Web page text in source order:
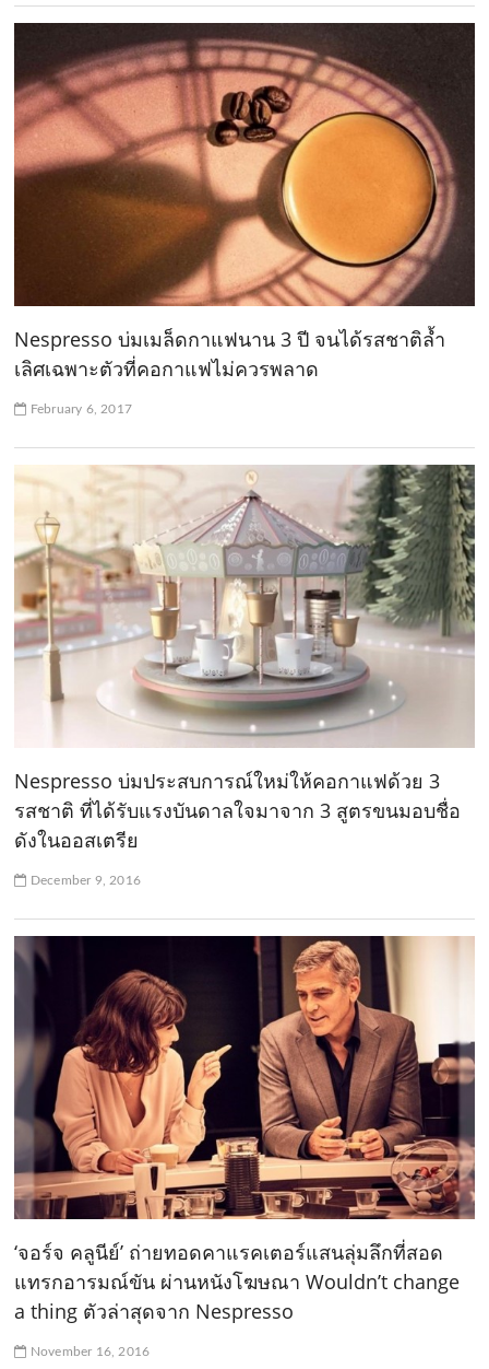
Nespresso บ่มเมล็ดกาแฟนาน 3 ปี จนได้รสชาติล้ำ
เลิศเฉพาะตัวที่คอกาแฟไม่ควรพลาด
February 6, 2017
Nespresso บ่มประสบการณ์ใหม่ให้คอกาแฟด้วย 3
รสชาติ ที่ได้รับแรงบันดาลใจมาจาก 3 สูตรขนมอบชื่อ
ดังในออสเตรีย
December 9, 2016
‘จอร์จ คลูนีย์’ ถ่ายทอดคาแรคเตอร์แสนลุ่มลึกที่สอด
แทรกอารมณ์ขัน ผ่านหนังโฆษณา Wouldn’t change
a thing ตัวล่าสุดจาก Nespresso
November 16, 2016